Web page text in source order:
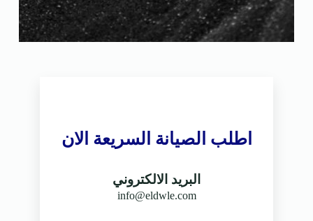
اطلب الصيانة السريعة الان
البريد الالكتروني
info@eldwle.com